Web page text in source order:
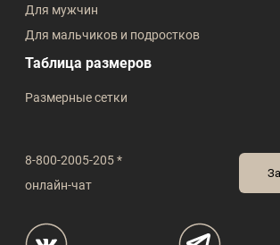
8-800-2005-205 *
онлайн-чат
Для мужчин
Для мальчиков и подростков
Таблица размеров
Размерные сетки